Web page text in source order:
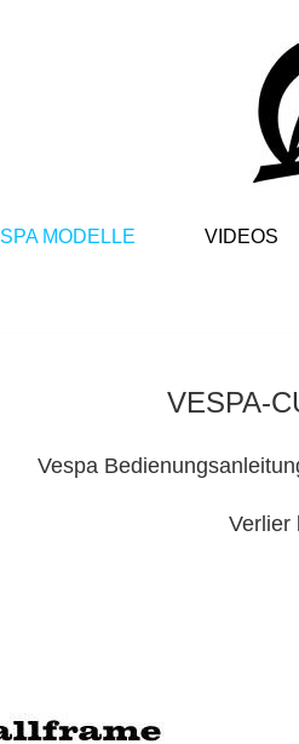
MODELLE VIDEOS
VESPA-
Vespa
Verlier